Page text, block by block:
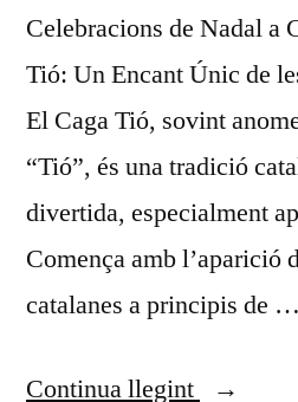
Celebracions de Nadal a
Tió: Un Encant Únic de
El Caga Tió, sovint
“Tió”, és una tradició
divertida, especialment
Comença amb l’aparició
catalanes a principis de …
Continua llegint